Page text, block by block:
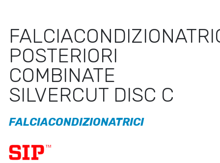
POSTERIORI
COMBINATE
SILVERCUT DISC C
FALCIACONDIZIONATRICI